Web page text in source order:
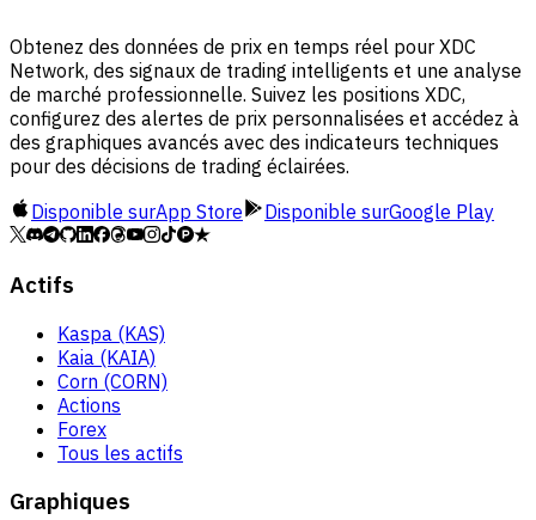
Obtenez des données de prix en temps réel pour XDC
Network, des signaux de trading intelligents et une analyse
de marché professionnelle. Suivez les positions XDC,
configurez des alertes de prix personnalisées et accédez à
des graphiques avancés avec des indicateurs techniques
pour des décisions de trading éclairées.
Disponible surApp Store Disponible surGoogle Play
Actifs
Kaspa (KAS)
Kaia (KAIA)
Corn (CORN)
Actions
Forex
Tous les actifs
Graphiques